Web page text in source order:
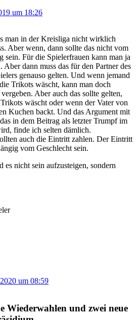
um 18:26
man in der Kreisliga nicht wirklich
Aber wenn, dann sollte das nicht vom
sein. Für die Spielerfrauen kann man ja
Aber dann muss das für den Partner des
genauso gelten. Und wenn jemand
Trikots wäscht, kann man doch
Aber auch das sollte gelten,
wäscht oder wenn der Vater von
Kuchen backt. Und das Argument mit
in dem Beitrag als letzter Trumpf im
finde ich selten dämlich.
auch die Eintritt zahlen. Der Eintritt
vom Geschlecht sein.
es nicht sein aufzusteigen, sondern
um 08:59
Wiederwahlen und zwei neue